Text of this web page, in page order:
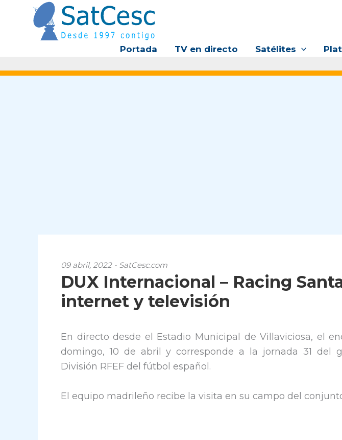
contenido
Portada TV en directo Satélites
09 abril, 2022 - SatCesc.com
DUX Internacional – Racing
internet y televisión
En directo desde el Estadio Municipal de Villaviciosa, el
domingo, 10 de abril y corresponde a la jornada 31 del
División RFEF del fútbol español.
El equipo madrileño recibe la visita en su campo del